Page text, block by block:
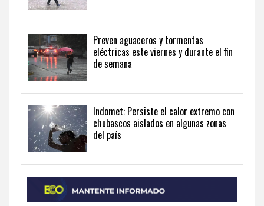
Preven aguaceros y tormentas
eléctricas este viernes y durante el fin
de semana
Indomet: Persiste el calor extremo con
chubascos aislados en algunas zonas
del país